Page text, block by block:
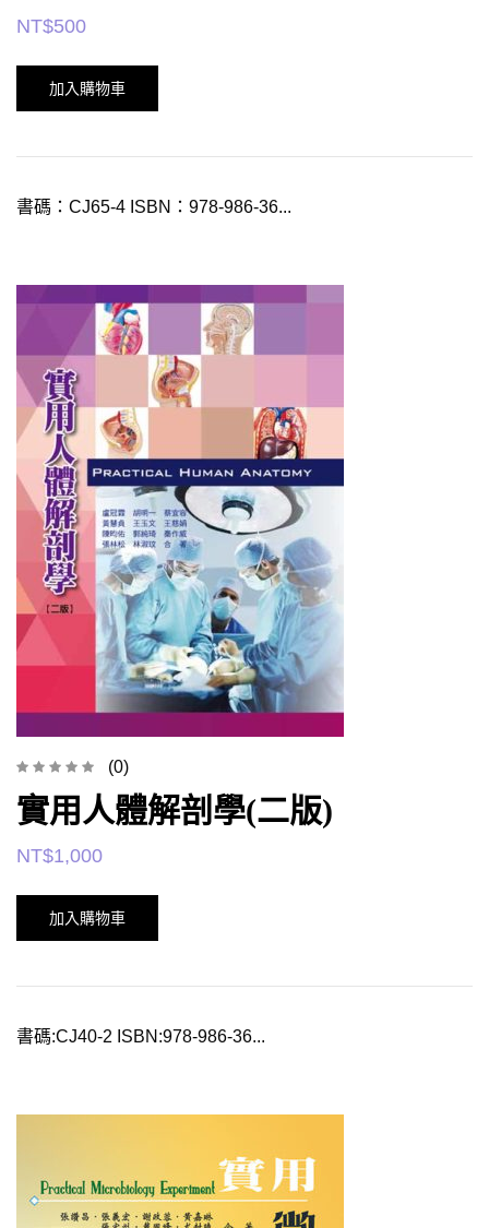
NT$500
加入購物車
書碼：CJ65-4 ISBN：978-986-36...
(0)
實用人體解剖學(二版)
NT$1,000
加入購物車
書碼:CJ40-2 ISBN:978-986-36...